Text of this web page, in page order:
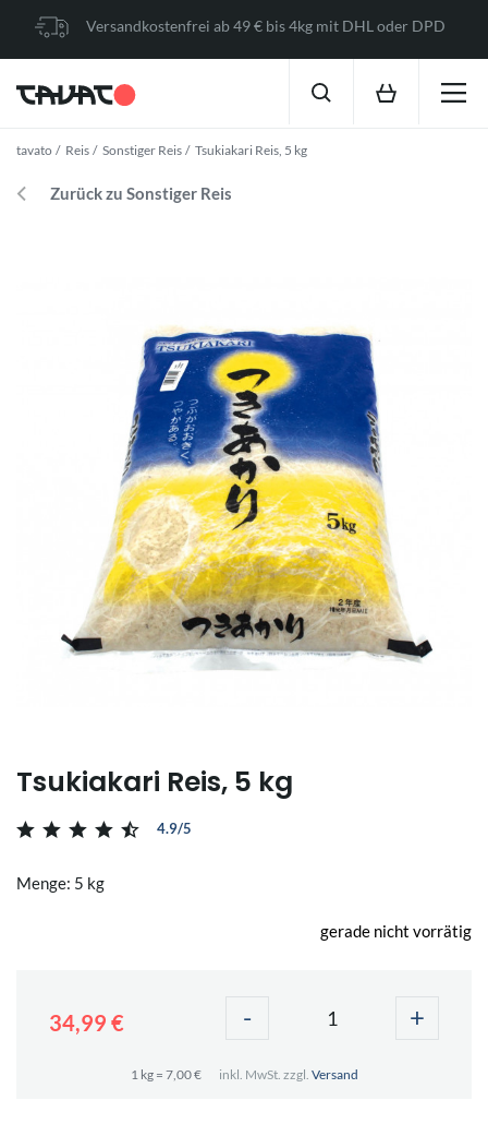
Versandkostenfrei ab 49 € bis 4kg mit DHL oder DPD
tavato Reis Sonstiger Reis Tsukiakari Reis, 5 kg
Zurück zu Sonstiger Reis
Tsukiakari Reis, 5 kg
4.9/5
Menge: 5 kg
gerade nicht vorrätig
34,99 € - +
1 kg = 7,00 € inkl. MwSt. zzgl. Versand